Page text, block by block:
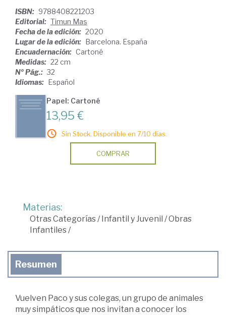
ISBN: 9788408221203
Editorial: Timun Mas
Fecha de la edición: 2020
Lugar de la edición: Barcelona. España
Encuadernación: Cartoné
Medidas: 22 cm
Nº Pág.: 32
Idiomas: Español
Papel: Cartoné
13,95 €
Sin Stock. Disponible en 7/10 días.
COMPRAR
Materias:
Otras Categorías/ Infantil y Juvenil /Obras
Infantiles/
Resumen
Vuelven Paco y sus colegas, un grupo de animales
muy simpáticos que nos invitan a conocer los